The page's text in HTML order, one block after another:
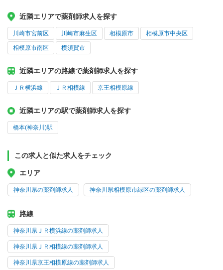
近隣エリアで薬剤師求人を探す
川崎市宮前区 川崎市麻生区 相模原市 相模原市中央区
相模原市南区 横須賀市
近隣エリアの路線で薬剤師求人を探す
ＪＲ横浜線 ＪＲ相模線 京王相模原線
近隣エリアの駅で薬剤師求人を探す
橋本(神奈川)駅
この求人と似た求人をチェック
エリア
神奈川県の薬剤師求人 神奈川県相模原市緑区の薬剤師求人
路線
神奈川県ＪＲ横浜線の薬剤師求人
神奈川県ＪＲ相模線の薬剤師求人
神奈川県京王相模原線の薬剤師求人